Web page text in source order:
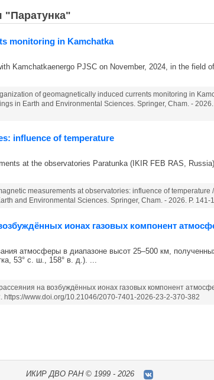
"Паратунка"
monitoring in Kamchatka
Kamchatkaenergo PJSC on November, 2024, in the field
of geomagnetically induced currents monitoring in
in Earth and Environmental Sciences. Springer, Cham. -
influence of temperature
at the observatories Paratunka (IKIR FEB RAS,
measurements at observatories: influence of
and Environmental Sciences. Springer, Cham. - 2026. P.
ионах газовых компонент
атмосферы в диапазоне высот 25–500 км,
53° с. ш., 158° в. д.). ...
на возбуждённых ионах газовых компонент
www.doi.org/10.21046/2070-7401-2026-23-2-370-382
ИКИР ДВО РАН © 1999 - 2026